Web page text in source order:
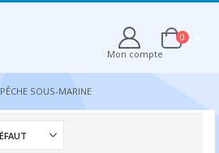
Mon compte
0
PÊCHE SOUS-MARINE